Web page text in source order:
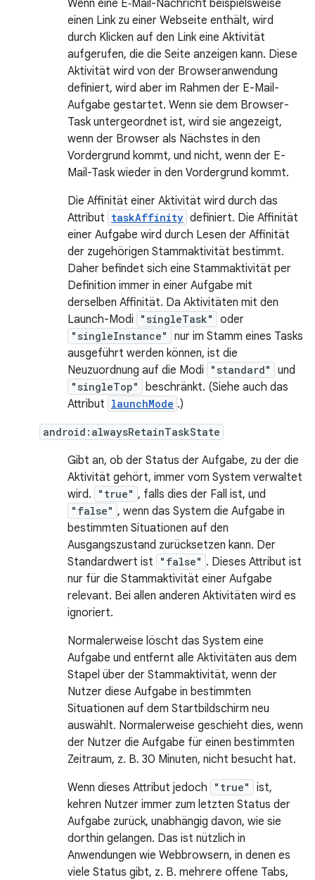
Wenn eine E‑Mail-Nachricht beispielsweise
einen Link zu einer Webseite enthält, wird
durch Klicken auf den Link eine Aktivität
aufgerufen, die die Seite anzeigen kann. Diese
Aktivität wird von der Browseranwendung
definiert, wird aber im Rahmen der E-Mail-
Aufgabe gestartet. Wenn sie dem Browser-
Task untergeordnet ist, wird sie angezeigt,
wenn der Browser als Nächstes in den
Vordergrund kommt, und nicht, wenn der E-
Mail-Task wieder in den Vordergrund kommt.
Die Affinität einer Aktivität wird durch das
Attribut taskAffinity definiert. Die Affinität
einer Aufgabe wird durch Lesen der Affinität
der zugehörigen Stammaktivität bestimmt.
Daher befindet sich eine Stammaktivität per
Definition immer in einer Aufgabe mit
derselben Affinität. Da Aktivitäten mit den
Launch-Modi
"singleTask" oder
"singleInstance"
nur im Stamm eines Tasks
ausgeführt werden können, ist die
Neuzuordnung auf die Modi
"standard" und
"singleTop"
beschränkt. (Siehe auch das
Attribut launchMode .)
android:alwaysRetainTaskState
Gibt an, ob der Status der Aufgabe, zu der die
Aktivität gehört, immer vom System verwaltet
wird.
"true" , falls dies der Fall ist, und
"false" , wenn das System die Aufgabe in
bestimmten Situationen auf den
Ausgangszustand zurücksetzen kann. Der
Standardwert ist
"false" . Dieses Attribut ist
nur für die Stammaktivität einer Aufgabe
relevant. Bei allen anderen Aktivitäten wird es
ignoriert.
Normalerweise löscht das System eine
Aufgabe und entfernt alle Aktivitäten aus dem
Stapel über der Stammaktivität, wenn der
Nutzer diese Aufgabe in bestimmten
Situationen auf dem Startbildschirm neu
auswählt. Normalerweise geschieht dies, wenn
der Nutzer die Aufgabe für einen bestimmten
Zeitraum, z. B. 30 Minuten, nicht besucht hat.
Wenn dieses Attribut jedoch
"true"
ist,
kehren Nutzer immer zum letzten Status der
Aufgabe zurück, unabhängig davon, wie sie
dorthin gelangen. Das ist nützlich in
Anwendungen wie Webbrowsern, in denen es
viele Status gibt, z. B. mehrere offene Tabs,